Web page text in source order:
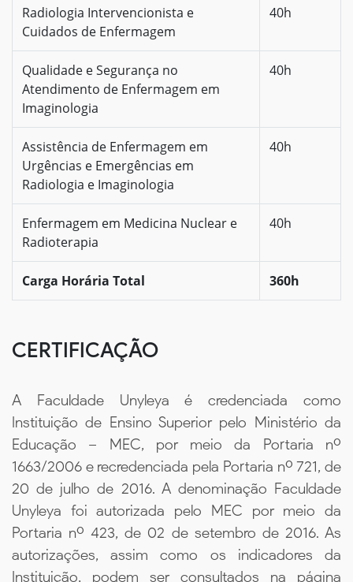
Radiologia Intervencionista e
Cuidados de Enfermagem
40h
Qualidade e Segurança no
Atendimento de Enfermagem em
Imaginologia
40h
Assistência de Enfermagem em
Urgências e Emergências em
Radiologia e Imaginologia
40h
Enfermagem em Medicina Nuclear e
Radioterapia
40h
Carga Horária Total 360h
CERTIFICAÇÃO
A Faculdade Unyleya é credenciada como
Instituição de Ensino Superior pelo Ministério da
Educação – MEC, por meio da Portaria nº
1663/2006 e recredenciada pela Portaria nº 721, de
20 de julho de 2016. A denominação Faculdade
Unyleya foi autorizada pelo MEC por meio da
Portaria nº 423, de 02 de setembro de 2016. As
autorizações, assim como os indicadores da
Instituição, podem ser consultados na página